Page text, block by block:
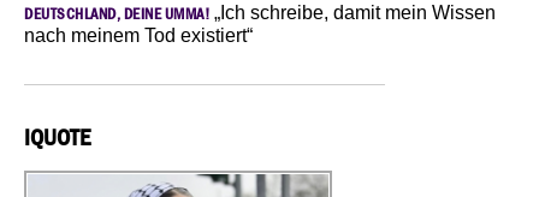
DEUTSCHLAND, DEINE UMMA! „Ich schreibe, damit mein Wissen
nach meinem Tod existiert“
IQUOTE